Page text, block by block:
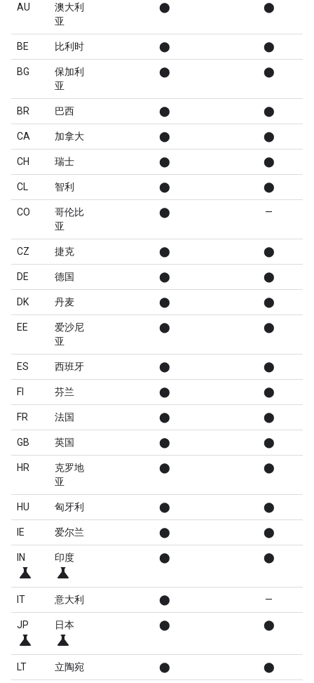
AU
澳大利
亚
⬤ ⬤
BE 比利时 ⬤ ⬤
BG
保加利
亚
⬤ ⬤
BR 巴西 ⬤ ⬤
CA 加拿大 ⬤ ⬤
CH 瑞士 ⬤ ⬤
CL 智利 ⬤ ⬤
CO
哥伦比
亚
⬤ —
CZ 捷克 ⬤ ⬤
DE 德国 ⬤ ⬤
DK 丹麦 ⬤ ⬤
EE
爱沙尼
亚
⬤ ⬤
ES 西班牙 ⬤ ⬤
FI 芬兰 ⬤ ⬤
FR 法国 ⬤ ⬤
GB 英国 ⬤ ⬤
HR
克罗地
亚
⬤ ⬤
HU 匈牙利 ⬤ ⬤
IE 爱尔兰 ⬤ ⬤
IN
science
印度
science
⬤ ⬤
IT 意大利 ⬤ —
JP
science
日本
science
⬤ ⬤
LT 立陶宛 ⬤ ⬤